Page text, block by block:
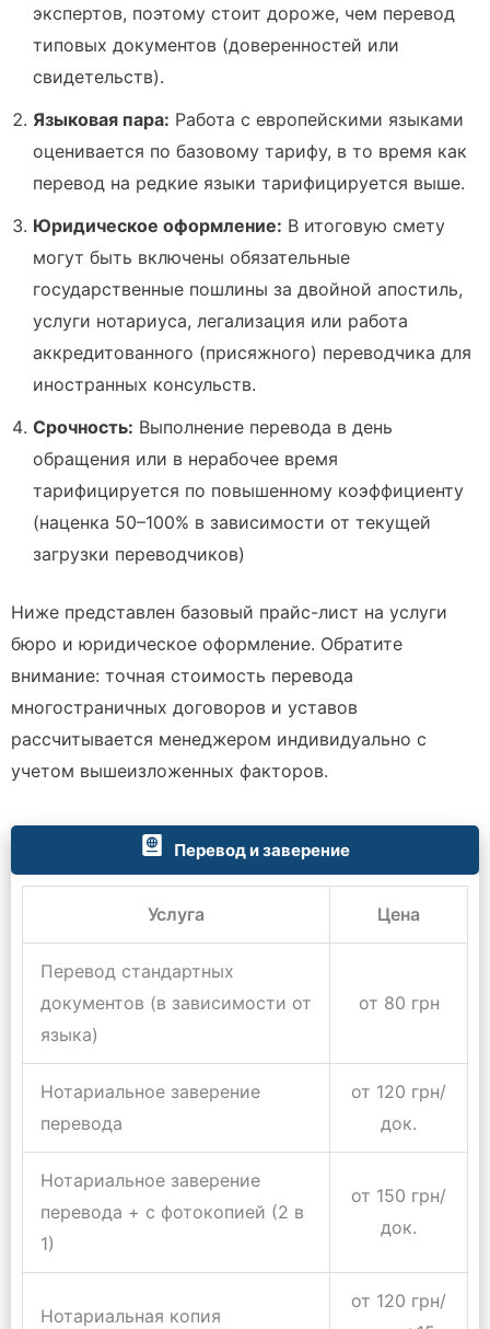
экспертов, поэтому стоит дороже, чем перевод
типовых документов (доверенностей или
свидетельств).
Языковая пара: Работа с европейскими языками
оценивается по базовому тарифу, в то время как
перевод на редкие языки тарифицируется выше.
Юридическое оформление: В итоговую смету
могут быть включены обязательные
государственные пошлины за двойной апостиль,
услуги нотариуса, легализация или работа
аккредитованного (присяжного) переводчика для
иностранных консульств.
Срочность: Выполнение перевода в день
обращения или в нерабочее время
тарифицируется по повышенному коэффициенту
(наценка 50–100% в зависимости от текущей
загрузки переводчиков)
Ниже представлен базовый прайс-лист на услуги
бюро и юридическое оформление. Обратите
внимание: точная стоимость перевода
многостраничных договоров и уставов
рассчитывается менеджером индивидуально с
учетом вышеизложенных факторов.
Перевод и заверение
Услуга Цена
Перевод стандартных
документов (в зависимости от
языка)
от 80 грн
Нотариальное заверение
перевода
от 120 грн/
док.
Нотариальное заверение
перевода + с фотокопией (2 в
1)
от 150 грн/
док.
Нотариальная копия
от 120 грн/